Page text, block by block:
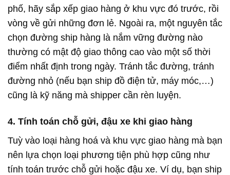
phố, hãy sắp xếp giao hàng ở khu vực đó trước, rồi
vòng về gửi những đơn lẻ. Ngoài ra, một nguyên tắc
chọn đường ship hàng là nắm vững đường nào
thường có mật độ giao thông cao vào một số thời
điểm nhất định trong ngày. Tránh tắc đường, tránh
đường nhỏ (nếu bạn ship đồ điện tử, máy móc,…)
cũng là kỹ năng mà shipper cần rèn luyện.
4. Tính toán chỗ gửi, đậu xe khi giao hàng
Tuỳ vào loại hàng hoá và khu vực giao hàng mà bạn
nên lựa chọn loại phương tiện phù hợp cũng như
tính toán trước chỗ gửi hoặc đậu xe. Ví dụ, bạn ship